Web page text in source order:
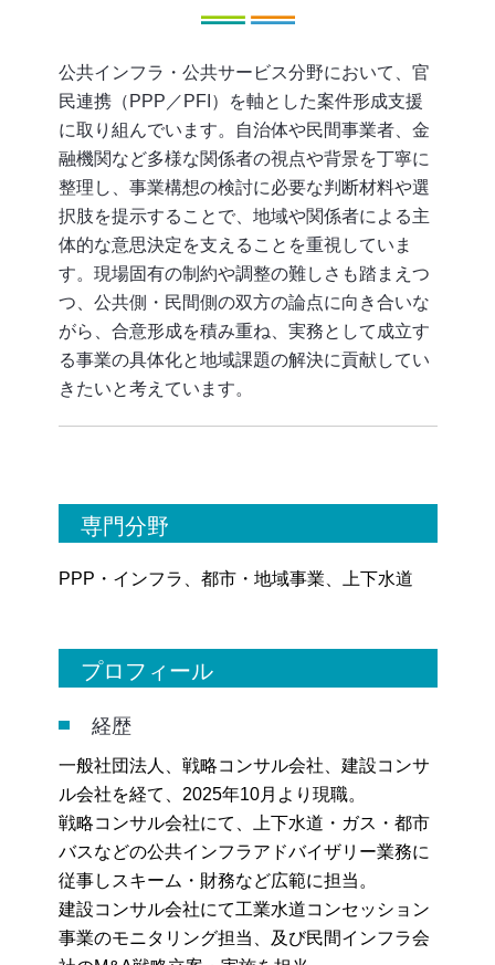
公共インフラ・公共サービス分野において、官
民連携（PPP／PFI）を軸とした案件形成支援
に取り組んでいます。自治体や民間事業者、金
融機関など多様な関係者の視点や背景を丁寧に
整理し、事業構想の検討に必要な判断材料や選
択肢を提示することで、地域や関係者による主
体的な意思決定を支えることを重視していま
す。現場固有の制約や調整の難しさも踏まえつ
つ、公共側・民間側の双方の論点に向き合いな
がら、合意形成を積み重ね、実務として成立す
る事業の具体化と地域課題の解決に貢献してい
きたいと考えています。
専門分野
PPP・インフラ、都市・地域事業、上下水道
プロフィール
経歴
一般社団法人、戦略コンサル会社、建設コンサ
ル会社を経て、2025年10月より現職。
戦略コンサル会社にて、上下水道・ガス・都市
バスなどの公共インフラアドバイザリー業務に
従事しスキーム・財務など広範に担当。
建設コンサル会社にて工業水道コンセッション
事業のモニタリング担当、及び民間インフラ会